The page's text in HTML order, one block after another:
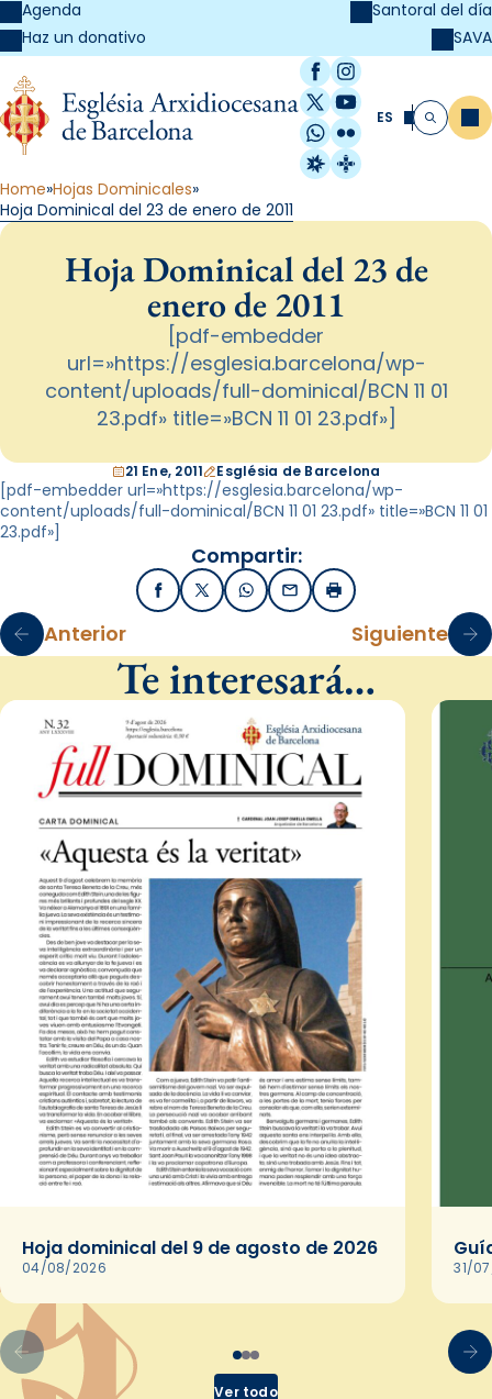
Agenda
Haz un donativo
Santoral del día
SAVA
Facebook
Instagram
X / Twitter
YouTube
WhatsApp
Flickr
Radio Estel
Catalunya
ES Buscar
Home Hojas Dominicales
Hoja Dominical del 23 de enero de 2011
Hoja Dominical del 23 de
enero de 2011
[pdf-embedder
url=»https://esglesia.barcelona/wp-
content/uploads/full-dominical/BCN 11 01
23.pdf» title=»BCN 11 01 23.pdf»]
21 Ene, 2011 Església de Barcelona
[pdf-embedder url=»https://esglesia.barcelona/wp-
content/uploads/full-dominical/BCN 11 01 23.pdf» title=»BCN 11 01
23.pdf»]
Compartir:
FacebookX / TwitterWhatsApp
EmailImprimir
Anterior Siguiente
Te interesará…
Hoja dominical del 9 de agosto de 2026
04/08/2026 31/
Ver todo